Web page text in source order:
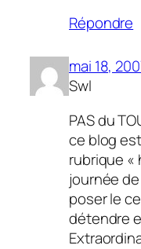
Répondre
mai 18,
Swl
PAS du
ce blog
rubrique «
journée
poser le
détendre